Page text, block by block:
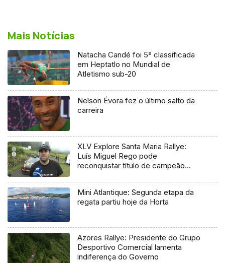
Mais Notícias
Natacha Candé foi 5ª classificada
em Heptatlo no Mundial de
Atletismo sub-20
Nelson Évora fez o último salto da
carreira
XLV Explore Santa Maria Rallye:
Luís Miguel Rego pode
reconquistar título de campeão
Mini Atlantique: Segunda etapa da
regata partiu hoje da Horta
Azores Rallye: Presidente do Grupo
Desportivo Comercial lamenta
indiferença do Governo